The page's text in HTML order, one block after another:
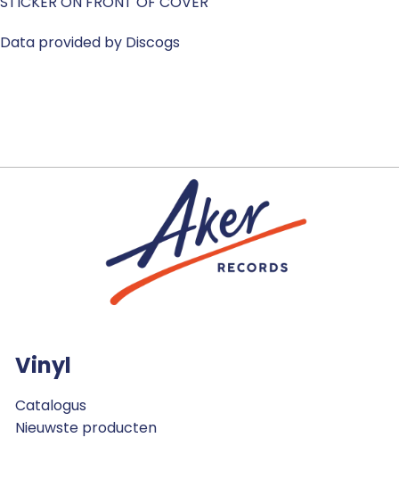
Data provided by Discogs
Vinyl
Catalogus
Nieuwste producten